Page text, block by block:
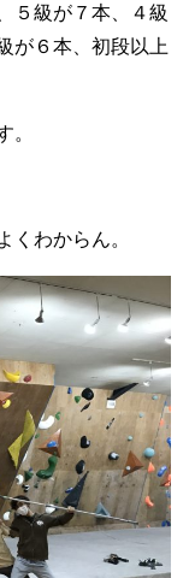
５級が７本、４級
が６本、初段以上
。
くわからん。